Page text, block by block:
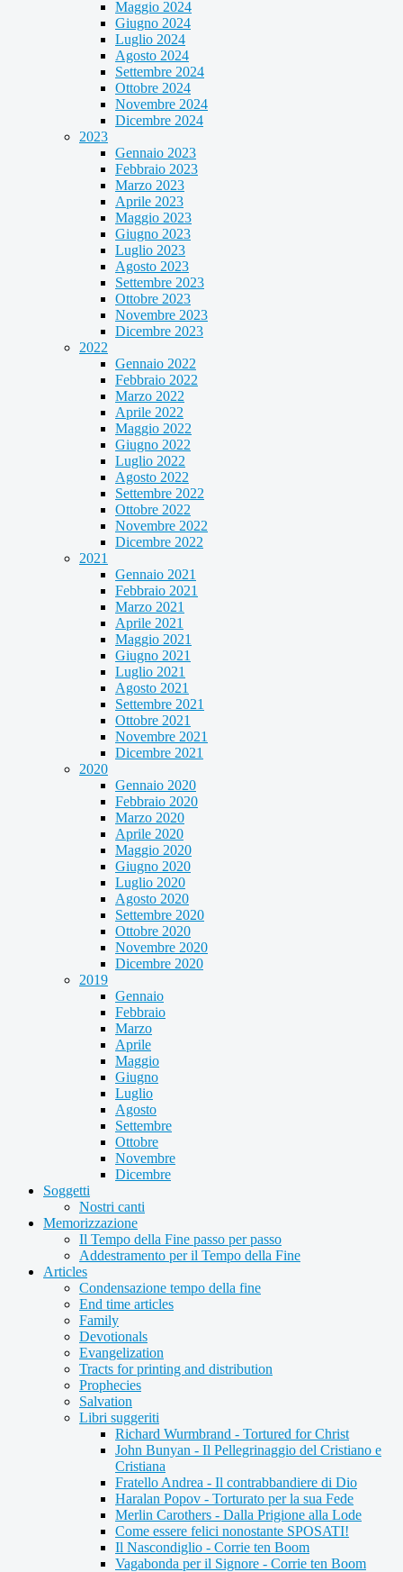
Maggio 2024
Giugno 2024
Luglio 2024
Agosto 2024
Settembre 2024
Ottobre 2024
Novembre 2024
Dicembre 2024
2023
Gennaio 2023
Febbraio 2023
Marzo 2023
Aprile 2023
Maggio 2023
Giugno 2023
Luglio 2023
Agosto 2023
Settembre 2023
Ottobre 2023
Novembre 2023
Dicembre 2023
2022
Gennaio 2022
Febbraio 2022
Marzo 2022
Aprile 2022
Maggio 2022
Giugno 2022
Luglio 2022
Agosto 2022
Settembre 2022
Ottobre 2022
Novembre 2022
Dicembre 2022
2021
Gennaio 2021
Febbraio 2021
Marzo 2021
Aprile 2021
Maggio 2021
Giugno 2021
Luglio 2021
Agosto 2021
Settembre 2021
Ottobre 2021
Novembre 2021
Dicembre 2021
2020
Gennaio 2020
Febbraio 2020
Marzo 2020
Aprile 2020
Maggio 2020
Giugno 2020
Luglio 2020
Agosto 2020
Settembre 2020
Ottobre 2020
Novembre 2020
Dicembre 2020
2019
Gennaio
Febbraio
Marzo
Aprile
Maggio
Giugno
Luglio
Agosto
Settembre
Ottobre
Novembre
Dicembre
Soggetti
Nostri canti
Memorizzazione
Il Tempo della Fine passo per passo
Addestramento per il Tempo della Fine
Articles
Condensazione tempo della fine
End time articles
Family
Devotionals
Evangelization
Tracts for printing and distribution
Prophecies
Salvation
Libri suggeriti
Richard Wurmbrand - Tortured for Christ
John Bunyan - Il Pellegrinaggio del Cristiano e
Cristiana
Fratello Andrea - Il contrabbandiere di Dio
Haralan Popov - Torturato per la sua Fede
Merlin Carothers - Dalla Prigione alla Lode
Come essere felici nonostante SPOSATI!
Il Nascondiglio - Corrie ten Boom
Vagabonda per il Signore - Corrie ten Boom